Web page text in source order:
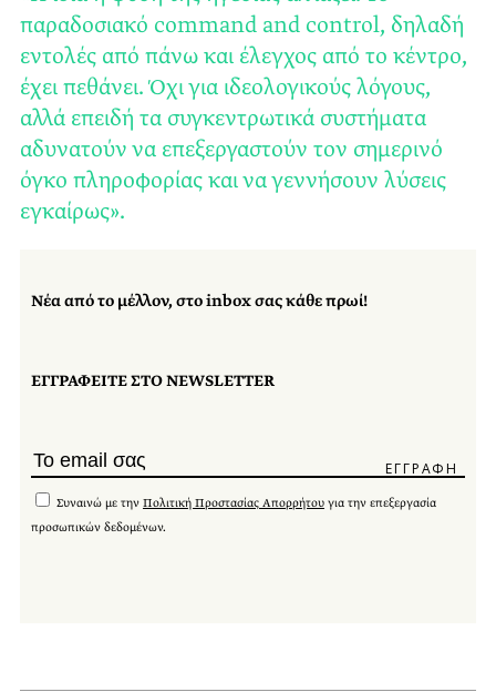
παραδοσιακό command and control, δηλαδή
εντολές από πάνω και έλεγχος από το κέντρο,
έχει πεθάνει. Όχι για ιδεολογικούς λόγους,
αλλά επειδή τα συγκεντρωτικά συστήματα
αδυνατούν να επεξεργαστούν τον σημερινό
όγκο πληροφορίας και να γεννήσουν λύσεις
εγκαίρως».
Νέα από το μέλλον, στο inbox σας κάθε πρωί!
ΕΓΓΡΑΦΕΙΤΕ ΣΤΟ NEWSLETTER
Συναινώ με την Πολιτική Προστασίας Απορρήτου για την επεξεργασία
προσωπικών δεδομένων.